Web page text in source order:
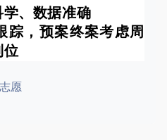
、数据准确
踪，预案终案考虑周
位
愿